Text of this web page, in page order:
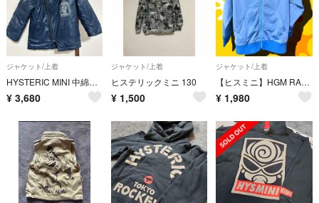
ジャケット/上着
HYSTERIC MINI 中綿ライダースジャケット 90cm
¥ 3,680
ジャケット/上着
ヒステリックミニ 130
¥ 1,500
ジャケット/上着
【ヒスミニ】HGM RACING INC. ライトブルージャケット
¥ 1,980